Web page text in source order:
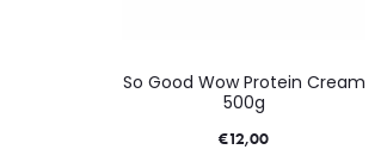
So Good Wow Protein Cream
500g
€12,00